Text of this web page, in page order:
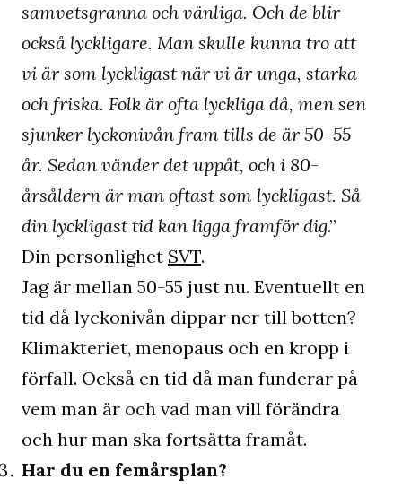
samvetsgranna och vänliga. Och de blir
också lyckligare. Man skulle kunna tro att
vi är som lyckligast när vi är unga, starka
och friska. Folk är ofta lyckliga då, men sen
sjunker lyckonivån fram tills de är 50-55
år. Sedan vänder det uppåt, och i 80-
årsåldern är man oftast som lyckligast. Så
din lyckligast tid kan ligga framför dig.”
Din personlighet SVT.
Jag är mellan 50-55 just nu. Eventuellt en
tid då lyckonivån dippar ner till botten?
Klimakteriet, menopaus och en kropp i
förfall. Också en tid då man funderar på
vem man är och vad man vill förändra
och hur man ska fortsätta framåt.
Har du en femårsplan?